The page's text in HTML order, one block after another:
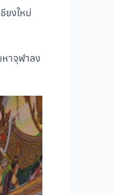
ยงใหม่
าจุฬาลง